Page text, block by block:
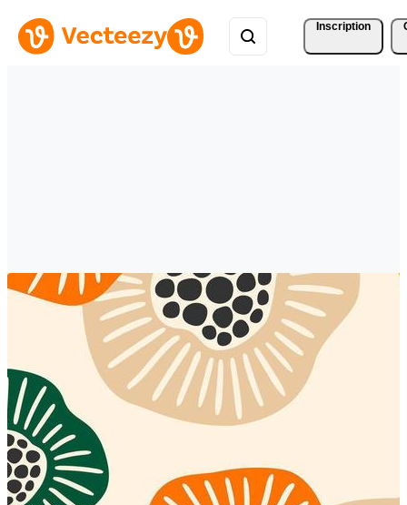
Inscription